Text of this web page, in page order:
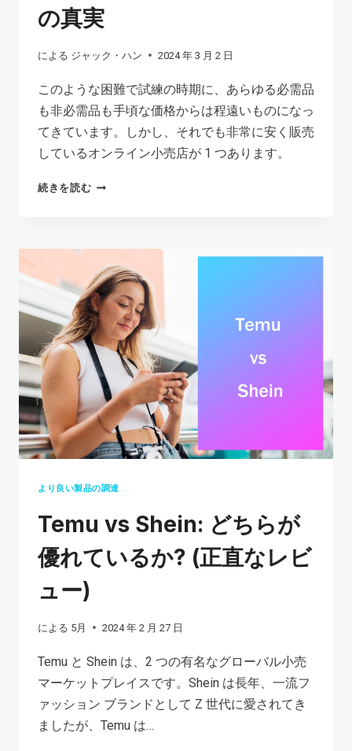
の真実
による ジャック・ハン 2024 年 3 月 2 日
このような困難で試練の時期に、あらゆる必需品
も非必需品も手頃な価格からは程遠いものになっ
てきています。しかし、それでも非常に安く販売
しているオンライン小売店が 1 つあります。
続きを読むシ
ン
は
合
法
で
す
か？
こ
の
人
気
オ
ラ
イ
ン
業
より良い製品の調達
Temu vs Shein: どちらが
優れているか? (正直なレビ
ュー)
による 5月 2024 年 2 月 27 日
Temu と Shein は、2 つの有名なグローバル小売
マーケットプレイスです。Shein は長年、一流フ
ァッション ブランドとして Z 世代に愛されてき
ましたが、Temu は…